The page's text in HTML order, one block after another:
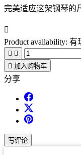
完美适应这架钢琴的

Product availability: 有
 
 加入购物车
分享
写评论